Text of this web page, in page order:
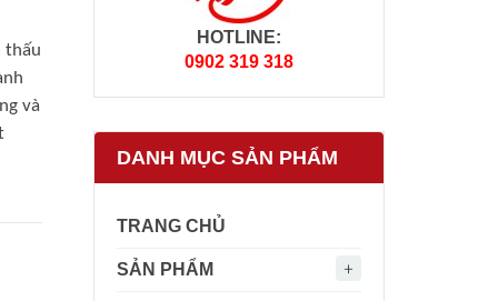
thấu
và
HOTLINE:
0902 319 318
DANH MỤC SẢN PHẨM
TRANG CHỦ
SẢN PHẨM